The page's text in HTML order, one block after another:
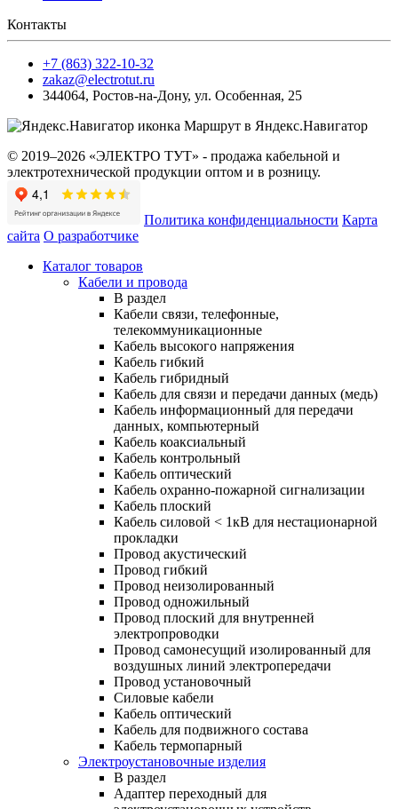
Контакты
+7 (863) 322-10-32
zakaz@electrotut.ru
344064, Ростов-на-Дону, ул. Особенная, 25
Маршрут в Яндекс.Навигатор
© 2019–2026 «ЭЛЕКТРО ТУТ» - продажа кабельной и
электротехнической продукции оптом и в розницу.
Политика конфиденциальности Карта
сайта О разработчике
Каталог товаров
Кабели и провода
В раздел
Кабели связи, телефонные,
телекоммуникационные
Кабель высокого напряжения
Кабель гибкий
Кабель гибридный
Кабель для связи и передачи данных (медь)
Кабель информационный для передачи
данных, компьютерный
Кабель коаксиальный
Кабель контрольный
Кабель оптический
Кабель охранно-пожарной сигнализации
Кабель плоский
Кабель силовой < 1кВ для нестационарной
прокладки
Провод акустический
Провод гибкий
Провод неизолированный
Провод одножильный
Провод плоский для внутренней
электропроводки
Провод самонесущий изолированный для
воздушных линий электропередачи
Провод установочный
Силовые кабели
Кабель оптический
Кабель для подвижного состава
Кабель термопарный
Электроустановочные изделия
В раздел
Адаптер переходный для